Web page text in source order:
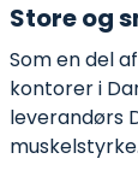
Store og
Som en del
kontorer i
leverandørs
muskelstyrke.